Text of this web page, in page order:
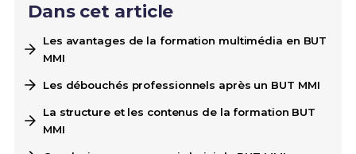
Dans cet article
Les avantages de la formation multimédia en BUT
MMI
Les débouchés professionnels après un BUT MMI
La structure et les contenus de la formation BUT
MMI